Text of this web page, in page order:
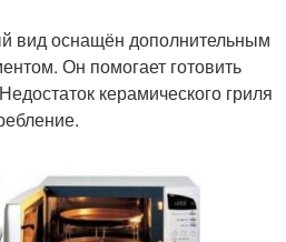
вид оснащён дополнительным
Он помогает готовить
керамического гриля